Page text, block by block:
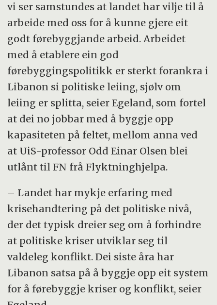
vi ser samstundes at landet har vilje til å
arbeide med oss for å kunne gjere eit
godt førebyggjande arbeid. Arbeidet
med å etablere ein god
førebyggingspolitikk er sterkt forankra i
Libanon si politiske leiing, sjølv om
leiing er splitta, seier Egeland, som fortel
at dei no jobbar med å byggje opp
kapasiteten på feltet, mellom anna ved
at UiS-professor Odd Einar Olsen blei
utlånt til FN frå Flyktninghjelpa.
– Landet har mykje erfaring med
krisehandtering på det politiske nivå,
der det typisk dreier seg om å forhindre
at politiske kriser utviklar seg til
valdeleg konflikt. Dei siste åra har
Libanon satsa på å byggje opp eit system
for å førebyggje kriser og konflikt, seier